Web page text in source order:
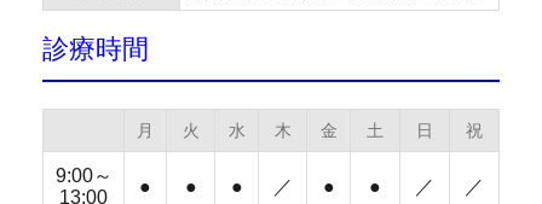
診療時間
月 火 水 木 金 土 日 祝
9:00～
13:00
● ● ● ／ ● ● ／ ／